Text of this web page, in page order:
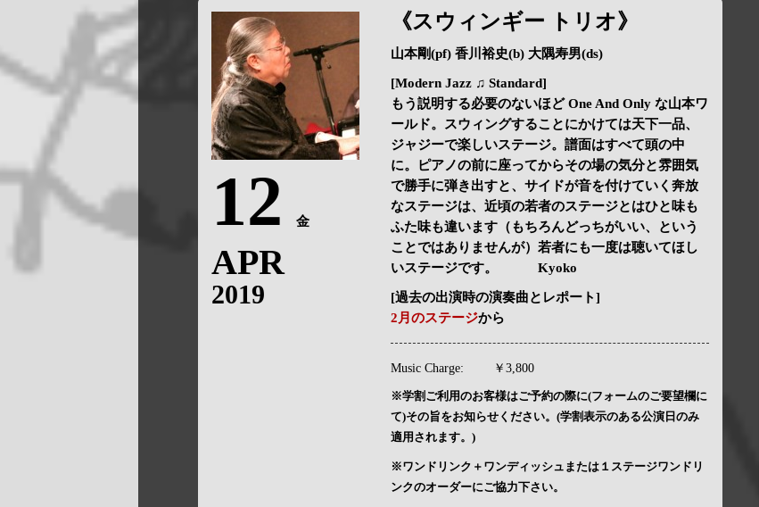
12 金
APR
2019
《スウィンギー トリオ》
山本剛(pf) 香川裕史(b) 大隅寿男(ds)
[Modern Jazz ♫ Standard]
もう説明する必要のないほど One And Only な山本ワ
ールド。スウィングすることにかけては天下一品、
ジャジーで楽しいステージ。譜面はすべて頭の中
に。ピアノの前に座ってからその場の気分と雰囲気
で勝手に弾き出すと、サイドが音を付けていく奔放
なステージは、近頃の若者のステージとはひと味も
ふた味も違います（もちろんどっちがいい、という
ことではありませんが）若者にも一度は聴いてほし
いステージです。 Kyoko
[過去の出演時の演奏曲とレポート]
2月のステージから
Music Charge: ￥3,800
※学割ご利用のお客様はご予約の際に(フォームのご要望欄に
て)その旨をお知らせください。(学割表示のある公演日のみ
適用されます。)
※ワンドリンク＋ワンディッシュまたは１ステージワンドリ
ンクのオーダーにご協力下さい。